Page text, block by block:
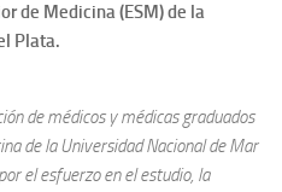
de Medicina (ESM) de la
Plata.
de médicos y médicas graduados
de la Universidad Nacional de Mar
el esfuerzo en el estudio, la